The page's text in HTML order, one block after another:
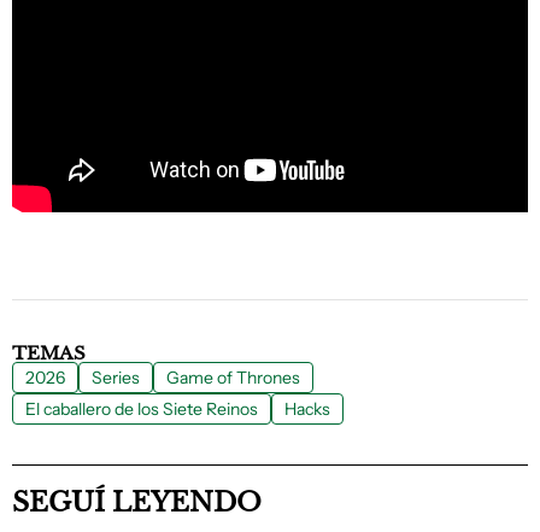
TEMAS
2026 Series
Game of Thrones
El caballero de los Siete Reinos
Hacks
SEGUÍ LEYENDO